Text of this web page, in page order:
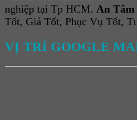
nghiệp tại Tp HCM. An Tâm
Tốt, Giá Tốt, Phục Vụ Tốt,
VỊ TRÍ GOOGLE